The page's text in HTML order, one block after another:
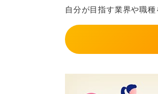
さらに、未経験か
経験を積みながら
自分が目指す業界や職